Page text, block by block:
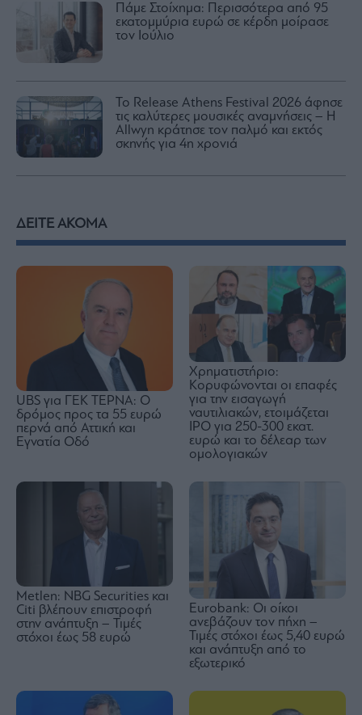
Πάμε Στοίχημα: Περισσότερα από 95
εκατομμύρια ευρώ σε κέρδη μοίρασε
τον Ιούλιο
Το Release Athens Festival 2026 άφησε
τις καλύτερες μουσικές αναμνήσεις – Η
Allwyn κράτησε τον παλμό και εκτός
σκηνής για 4η χρονιά
ΔΕΙΤΕ ΑΚΟΜΑ
UBS για ΓΕΚ ΤΕΡΝΑ: Ο
δρόμος προς τα 55 ευρώ
περνά από Αττική και
Εγνατία Οδό
Χρηματιστήριο:
Κορυφώνονται οι επαφές
για την εισαγωγή
ναυτιλιακών, ετοιμάζεται
IPO για 250-300 εκατ.
ευρώ και το δέλεαρ των
ομολογιακών
Metlen: NBG Securities και
Citi βλέπουν επιστροφή
στην ανάπτυξη – Τιμές
στόχοι έως 58 ευρώ
Eurobank: Οι οίκοι
ανεβάζουν τον πήχη –
Τιμές στόχοι έως 5,40 ευρώ
και ανάπτυξη από το
εξωτερικό